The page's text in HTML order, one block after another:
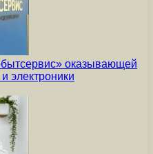
оказывающей
электроники